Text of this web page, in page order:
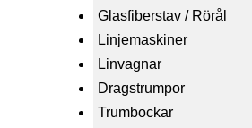
Glasfiberstav / Rörål
Linjemaskiner
Linvagnar
Dragstrumpor
Trumbockar